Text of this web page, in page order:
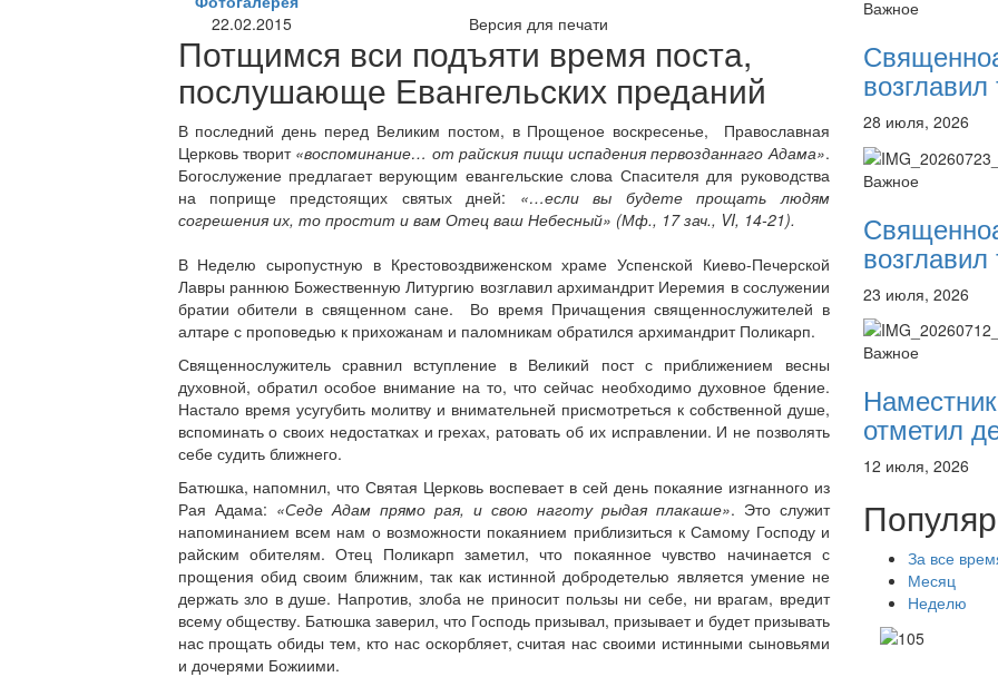
12 сентября 2015
12 сентября 2015
12 сентября 2015
12 сентября 2015
Перейти к архиву
22.02.2015
Версия для печати
Потщимся вси подъяти время поста,
послушающе Евангельских преданий
В последний день перед Великим постом, в Прощеное воскресенье, Православная
Церковь творит«воспоминание… от райския пищи испадения первозданнаго Адама».
Богослужение предлагает верующим евангельские слова Спасителя для руководства
на поприще предстоящих святых дней: «…если вы будете прощать людям
согрешения их, то простит и вам Отец ваш Небесный» (Мф., 17 зач., VI, 14-21).
В Неделю сыропустную в Крестовоздвиженском храме Успенской Киево-Печерской
Лавры раннюю Божественную Литургию возглавил архимандрит Иеремия в сослужении
братии обители в священном сане. Во время Причащения священнослужителей в
алтаре с проповедью к прихожанам и паломникам обратился архимандрит Поликарп.
Священнослужитель сравнил вступление в Великий пост с приближением весны
духовной, обратил особое внимание на то, что сейчас необходимо духовное бдение.
Настало время усугубить молитву и внимательней присмотреться к собственной душе,
вспоминать о своих недостатках и грехах, ратовать об их исправлении. И не позволять
себе судить ближнего.
Батюшка, напомнил, что Святая Церковь воспевает в сей день покаяние изгнанного из
Рая Адама: «Седе Адам прямо рая, и свою наготу рыдая плакаше». Это служит
напоминанием всем нам о возможности покаянием приблизиться к Самому Господу и
райским обителям. Отец Поликарп заметил, что покаянное чувство начинается с
прощения обид своим ближним, так как истинной добродетелью является умение не
держать зло в душе. Напротив, злоба не приносит пользы ни себе, ни врагам, вредит
всему обществу. Батюшка заверил, что Господь призывал, призывает и будет призывать
нас прощать обиды тем, кто нас оскорбляет, считая нас своими истинными сыновьями
и дочерями Божиими.
Важное
28 июля, 2026
Важное
23 июля, 2026
Важное
отметил
12 июля, 2026
За все
Месяц
Неделю